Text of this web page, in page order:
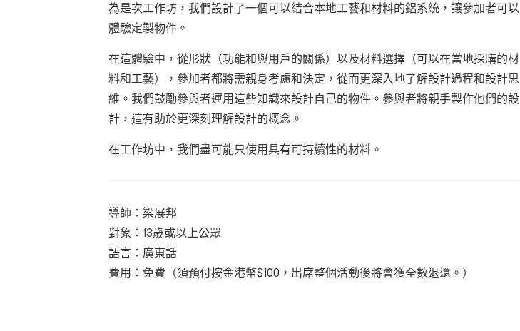
為是次工作坊，我們設計了一個可以結合本地工藝和材料的鋁系統，讓參加者可以
體驗定製物件。
在這體驗中，從形狀（功能和與用戶的關係）以及材料選擇（可以在當地採購的材
料和工藝），參加者都將需親身考慮和決定，從而更深入地了解設計過程和設計思
維。我們鼓勵參與者運用這些知識來設計自己的物件。參與者將親手製作他們的設
計，這有助於更深刻理解設計的概念。
在工作坊中，我們盡可能只使用具有可持續性的材料。
導師： 梁展邦
對象： 13歲或以上公眾
語言： 廣東話
費用：免費（須預付按金港幣$100 ，出席整個活動後將會獲全數退還。）